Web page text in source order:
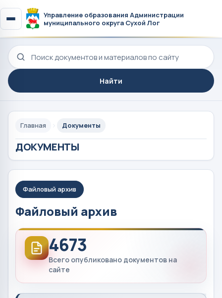
Управление образования Администрации
муниципального округа Сухой Лог
Поиск по сайту
Найти
Главная Документы
ДОКУМЕНТЫ
Файловый архив
Файловый архив
4673
Всего опубликовано документов на
сайте